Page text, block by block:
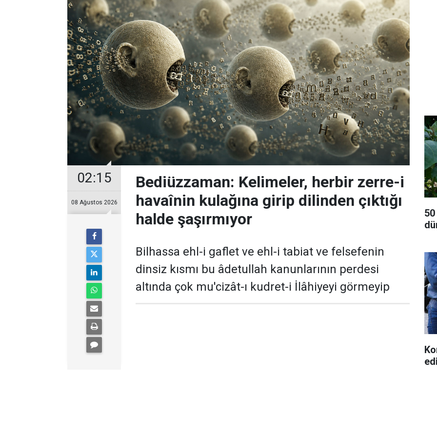
02:15
08 Ağustos 2026
Bediüzzaman: Kelimeler, herbir zerre-i
havaînin kulağına girip dilinden çıktığı
halde şaşırmıyor
Bilhassa ehl-i gaflet ve ehl-i tabiat ve felsefenin
dinsiz kısmı bu âdetullah kanunlarının perdesi
altında çok mu'cizât-ı kudret-i İlâhiyeyi görmeyip